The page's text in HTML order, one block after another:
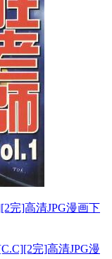
完]高清JPG漫画下